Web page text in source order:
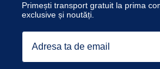
Primești transport gratuit la prima
exclusive și noutăți.
Email